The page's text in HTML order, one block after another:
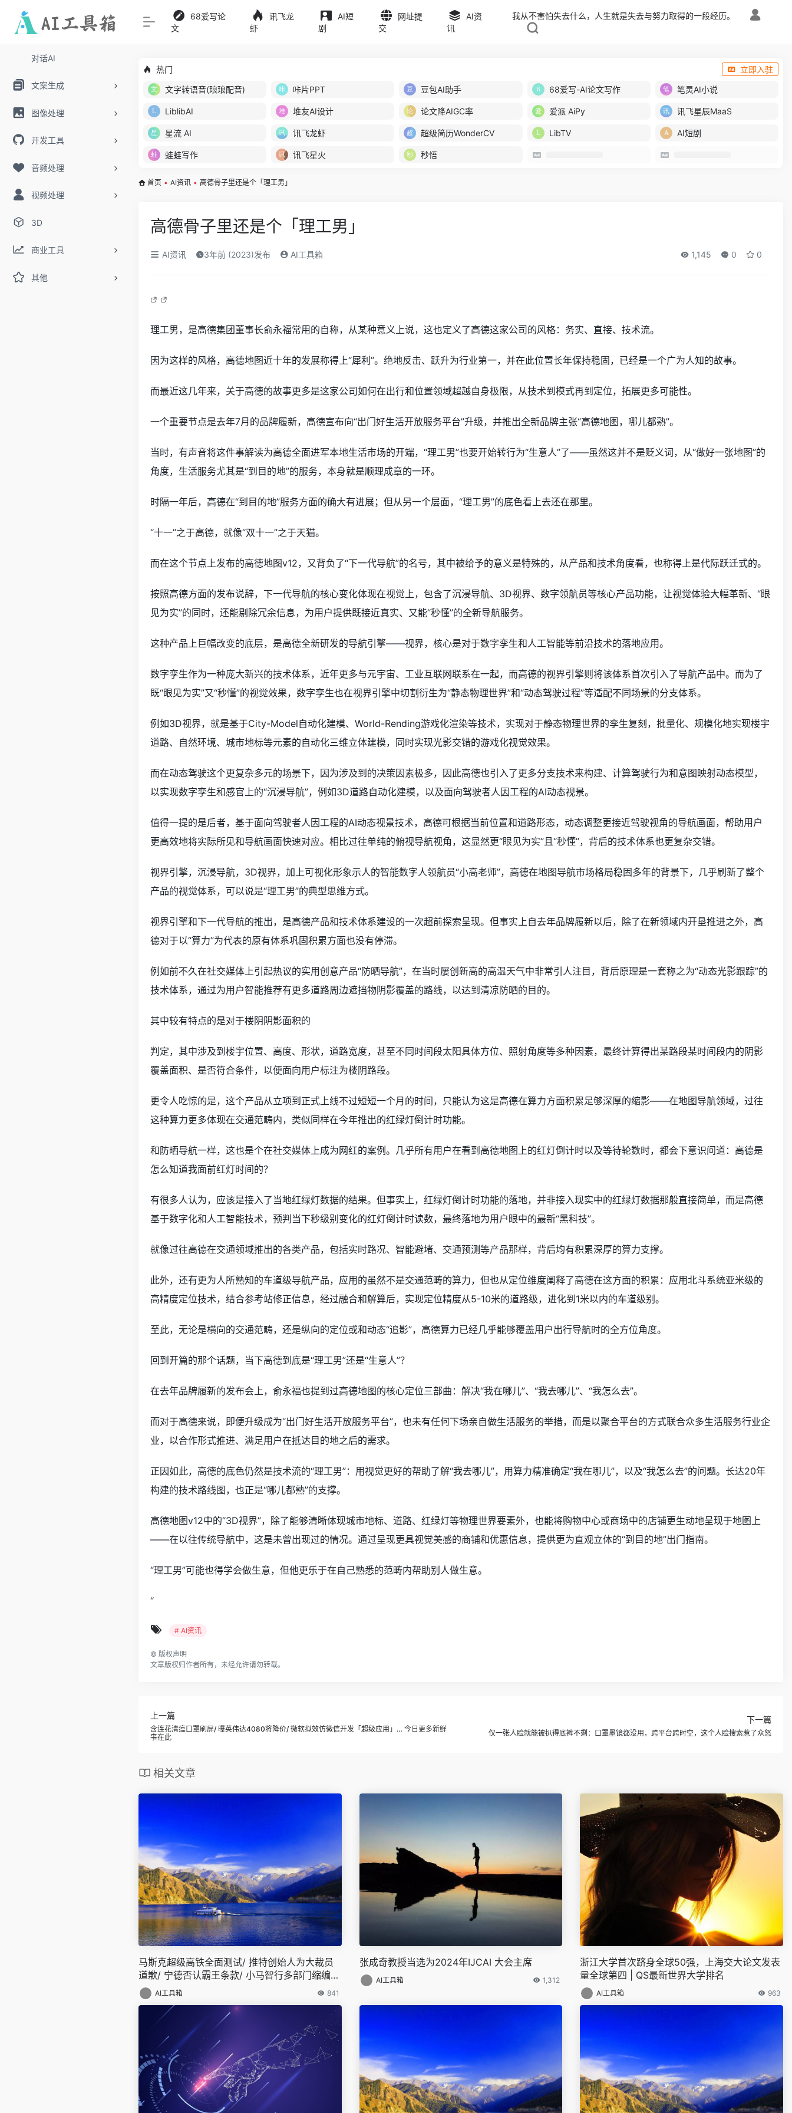
对话AI
文案生成
图像处理
开发工具
音频处理
视频处理
3D
商业工具
其他
68爱写论
文
讯飞龙
虾
AI短
剧
网址提
交
AI资
讯
我从不害怕失去什么，人生就是失去与努力取得的一段经历。
热门
立即入驻
文字转语音(琅琅配音)
咔片PPT 豆包AI助手 68爱写-AI论文写作 笔灵AI小说
LiblibAI 堆友AI设计 论文降AIGC率 爱派 AiPy 讯飞星辰MaaS
星流 AI 讯飞龙虾 超级简历WonderCV LibTV AI短剧
蛙蛙写作 讯飞星火 秒悟
首页 • AI资讯 • 高德骨子里还是个「理工男」
高德骨子里还是个「理工男」
AI资讯 3年前 (2023)发布 AI工具箱 1,145 0 0
理工男，是高德集团董事长俞永福常用的自称，从某种意义上说，这也定义了高德这家公司的风格：务实、直接、技术流。
因为这样的风格，高德地图近十年的发展称得上“犀利”。绝地反击、跃升为行业第一，并在此位置长年保持稳固，已经是一个广为人知的故事。
而最近这几年来，关于高德的故事更多是这家公司如何在出行和位置领域超越自身极限，从技术到模式再到定位，拓展更多可能性。
一个重要节点是去年7月的品牌履新，高德宣布向“出门好生活开放服务平台”升级，并推出全新品牌主张“高德地图，哪儿都熟”。
当时，有声音将这件事解读为高德全面进军本地生活市场的开端，“理工男”也要开始转行为“生意人”了——虽然这并不是贬义词，从“做好一张地图”的
角度，生活服务尤其是“到目的地”的服务，本身就是顺理成章的一环。
时隔一年后，高德在“到目的地”服务方面的确大有进展；但从另一个层面，“理工男”的底色看上去还在那里。
“十一”之于高德，就像“双十一”之于天猫。
而在这个节点上发布的高德地图v12，又背负了“下一代导航”的名号，其中被给予的意义是特殊的，从产品和技术角度看，也称得上是代际跃迁式的。
按照高德方面的发布说辞，下一代导航的核心变化体现在视觉上，包含了沉浸导航、3D视界、数字领航员等核心产品功能，让视觉体验大幅革新、“眼
见为实”的同时，还能剔除冗余信息，为用户提供既接近真实、又能“秒懂”的全新导航服务。
这种产品上巨幅改变的底层，是高德全新研发的导航引擎——视界，核心是对于数字孪生和人工智能等前沿技术的落地应用。
数字孪生作为一种庞大新兴的技术体系，近年更多与元宇宙、工业互联网联系在一起，而高德的视界引擎则将该体系首次引入了导航产品中。而为了
既“眼见为实”又“秒懂”的视觉效果，数字孪生也在视界引擎中切割衍生为“静态物理世界”和“动态驾驶过程”等适配不同场景的分支体系。
例如3D视界，就是基于City-Model自动化建模、World-Rending游戏化渲染等技术，实现对于静态物理世界的孪生复刻，批量化、规模化地实现楼宇
道路、自然环境、城市地标等元素的自动化三维立体建模，同时实现光影交错的游戏化视觉效果。
而在动态驾驶这个更复杂多元的场景下，因为涉及到的决策因素极多，因此高德也引入了更多分支技术来构建、计算驾驶行为和意图映射动态模型，
以实现数字孪生和感官上的“沉浸导航”，例如3D道路自动化建模，以及面向驾驶者人因工程的AI动态视景。
值得一提的是后者，基于面向驾驶者人因工程的AI动态视景技术，高德可根据当前位置和道路形态，动态调整更接近驾驶视角的导航画面，帮助用户
更高效地将实际所见和导航画面快速对应。相比过往单纯的俯视导航视角，这显然更“眼见为实”且“秒懂”，背后的技术体系也更复杂交错。
视界引擎，沉浸导航，3D视界，加上可视化形象示人的智能数字人领航员“小高老师”，高德在地图导航市场格局稳固多年的背景下，几乎刷新了整个
产品的视觉体系，可以说是“理工男”的典型思维方式。
视界引擎和下一代导航的推出，是高德产品和技术体系建设的一次超前探索呈现。但事实上自去年品牌履新以后，除了在新领域内开垦推进之外，高
德对于以“算力”为代表的原有体系巩固积累方面也没有停滞。
例如前不久在社交媒体上引起热议的实用创意产品“防晒导航”，在当时屡创新高的高温天气中非常引人注目，背后原理是一套称之为“动态光影跟踪”的
技术体系，通过为用户智能推荐有更多道路周边遮挡物阴影覆盖的路线，以达到清凉防晒的目的。
其中较有特点的是对于楼阴阴影面积的
判定，其中涉及到楼宇位置、高度、形状，道路宽度，甚至不同时间段太阳具体方位、照射角度等多种因素，最终计算得出某路段某时间段内的阴影
覆盖面积、是否符合条件，以便面向用户标注为楼阴路段。
更令人吃惊的是，这个产品从立项到正式上线不过短短一个月的时间，只能认为这是高德在算力方面积累足够深厚的缩影——在地图导航领域，过往
这种算力更多体现在交通范畴内，类似同样在今年推出的红绿灯倒计时功能。
和防晒导航一样，这也是个在社交媒体上成为网红的案例。几乎所有用户在看到高德地图上的红灯倒计时以及等待轮数时，都会下意识问道：高德是
怎么知道我面前红灯时间的？
有很多人认为，应该是接入了当地红绿灯数据的结果。但事实上，红绿灯倒计时功能的落地，并非接入现实中的红绿灯数据那般直接简单，而是高德
基于数字化和人工智能技术，预判当下秒级别变化的红灯倒计时读数，最终落地为用户眼中的最新“黑科技”。
就像过往高德在交通领域推出的各类产品，包括实时路况、智能避堵、交通预测等产品那样，背后均有积累深厚的算力支撑。
此外，还有更为人所熟知的车道级导航产品，应用的虽然不是交通范畴的算力，但也从定位维度阐释了高德在这方面的积累：应用北斗系统亚米级的
高精度定位技术，结合参考站修正信息，经过融合和解算后，实现定位精度从5-10米的道路级，进化到1米以内的车道级别。
至此，无论是横向的交通范畴，还是纵向的定位或和动态“追影”，高德算力已经几乎能够覆盖用户出行导航时的全方位角度。
回到开篇的那个话题，当下高德到底是“理工男”还是“生意人”？
在去年品牌履新的发布会上，俞永福也提到过高德地图的核心定位三部曲：解决“我在哪儿”、“我去哪儿”、“我怎么去”。
而对于高德来说，即便升级成为“出门好生活开放服务平台”，也未有任何下场亲自做生活服务的举措，而是以聚合平台的方式联合众多生活服务行业企
业，以合作形式推进、满足用户在抵达目的地之后的需求。
正因如此，高德的底色仍然是技术流的“理工男”：用视觉更好的帮助了解“我去哪儿”，用算力精准确定“我在哪儿”，以及“我怎么去”的问题。长达20年
构建的技术路线图，也正是“哪儿都熟”的支撑。
高德地图v12中的“3D视界”，除了能够清晰体现城市地标、道路、红绿灯等物理世界要素外，也能将购物中心或商场中的店铺更生动地呈现于地图上
——在以往传统导航中，这是未曾出现过的情况。通过呈现更具视觉美感的商铺和优惠信息，提供更为直观立体的“到目的地”出门指南。
“理工男”可能也得学会做生意，但他更乐于在自己熟悉的范畴内帮助别人做生意。
“
# AI资讯
© 版权声明
文章版权归作者所有，未经允许请勿转载。
上一篇
含连花清瘟口罩刷屏/ 曝英伟达4080将降价/ 微软拟效仿微信开发「超级应用」… 今日更多新鲜
事在此
下一篇
仅一张人脸就能被扒得底裤不剩：口罩墨镜都没用，跨平台跨时空，这个人脸搜索惹了众怒
相关文章
马斯克超级高铁全面测试/ 推特创始人为大裁员
道歉/ 宁德否认霸王条款/ 小马智行多部门缩编…
今日更多新鲜事在此
AI工具箱 841
张成奇教授当选为2024年IJCAI 大会主席
AI工具箱 1,312
浙江大学首次跻身全球50强，上海交大论文发表
量全球第四 | QS最新世界大学排名
AI工具箱 963